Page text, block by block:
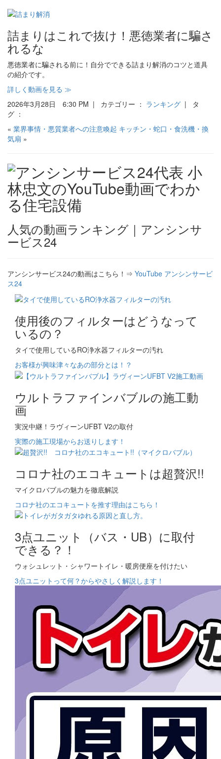
詰まりはこれで抜け！悪徳業者に騙さ
れるな
悪徳業者に騙される前に！自分でできる詰まり解消のコツと道具
の紹介です。
詳しく動画を見る ≫
2026年3月28日 6:30 PM | カテゴリー ： ランキング | タ
グ ：
« 業界事情・悪質業者への注意喚起 キッチン・蛇口・食洗機・換
気扇 »
人気の動画ランキング｜アンシンサ
ービス24
アンシンサービス24の動画はこちら！⇒ YouTube アンシンサービ
ス24
使用後のフィルターはどうなって
いるの？
タイで使用しているRO浄水器フィルターの汚れ
お客様が興味津々なあの部分とは！？
ウルトラファインバブルの施工動
画
実況中継！ラヴィーンUFBT V2の取付
実際の施工現場からお送りします！
コロナ社のエコキュートは超贅沢!!
マイクロバブルの魅力を徹底解説
コロナ社のエコキュートを推す理由はこちら！
3点ユニット（バス・UB）に取付
できる？！
ウォシュレット・シャワートイレ・暖房便座を付けたい
3点ユニットって何？からやさしく解説します！